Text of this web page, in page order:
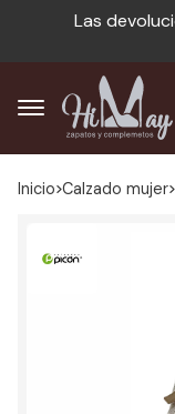
Las
Inicio calzado mujer